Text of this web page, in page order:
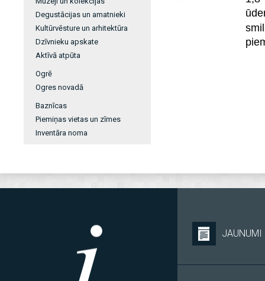
Degustācijas un amatnieki
Kultūrvēsture un arhitektūra
Dzīvnieku apskate
Aktīvā atpūta
Ogrē
Ogres novadā
Baznīcas
Piemiņas vietas un zīmes
Inventāra noma
JAUNUMI